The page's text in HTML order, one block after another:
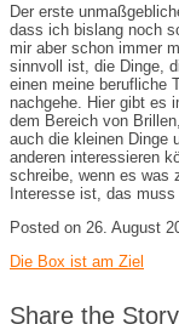
Der erste
dass ich bislang noch
mir aber schon immer
sinnvoll ist, die Dinge,
einen meine berufliche
nachgehe. Hier gibt es
dem Bereich von
auch die kleinen Dinge
anderen interessieren
schreibe, wenn es was
Interesse ist, das muss
Posted on 26. August
Die Box ist am Ziel
Share the Story